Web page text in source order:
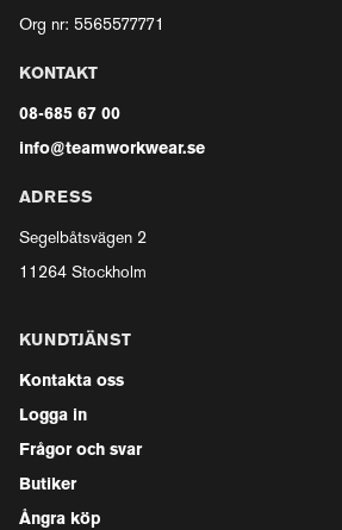
Org nr: 5565577771
KONTAKT
08-685 67 00
info@teamworkwear.se
ADRESS
Segelbåtsvägen 2
11264 Stockholm
KUNDTJÄNST
Kontakta oss
Logga in
Frågor och svar
Butiker
Ångra köp